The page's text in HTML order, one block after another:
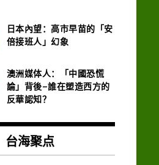
日本內望：高市早苗的「安
倍接班人」幻象
澳洲媒体人：「中國恐慌
論」背後–誰在塑造西方的
反華認知？
台海聚点